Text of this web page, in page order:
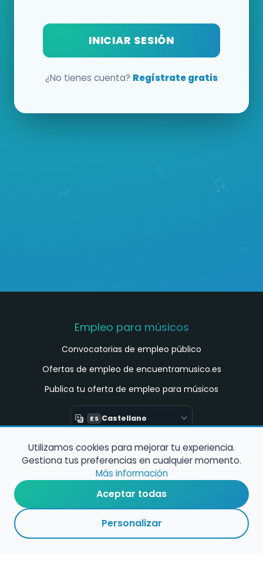
INICIAR SESIÓN
¿No tienes cuenta? Regístrate gratis
Empleo para músicos
Convocatorias de empleo público
Ofertas de empleo de encuentramusico.es
Publica tu oferta de empleo para músicos
ES Castellano
Encuentra Músico
Buscador de Músicos
Encuentra Pianista Acompañante
Asesoría para músicos y docentes
Utilizamos cookies para mejorar tu experiencia.
Gestiona tus preferencias en cualquier momento.
Más información
Aceptar todas
Personalizar